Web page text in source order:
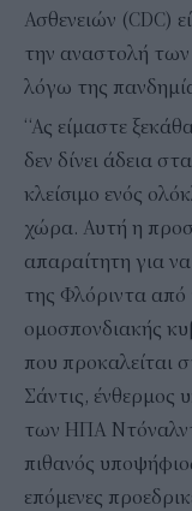
Ασθενειών (CDC)
την αναστολή των
λόγω της
“Ας είμαστε
δεν δίνει άδεια
κλείσιμο ενός
χώρα. Αυτή η
απαραίτητη για
της Φλόριντα από
ομοσπονδιακής
που προκαλείται
Σάντις, ένθερμος
των ΗΠΑ
πιθανός
επόμενες